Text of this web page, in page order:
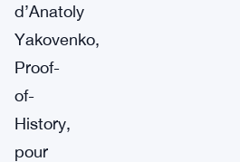
d’Anatoly
Yakovenko,
Proof-
of-
History,
pour